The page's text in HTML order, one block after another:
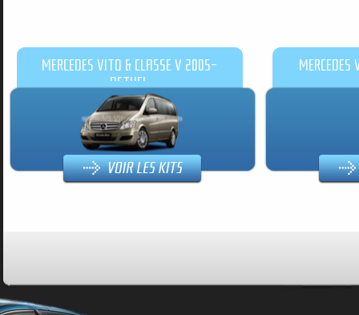
MERCEDES VITO & CLASSE V 2005-
ACTUEL